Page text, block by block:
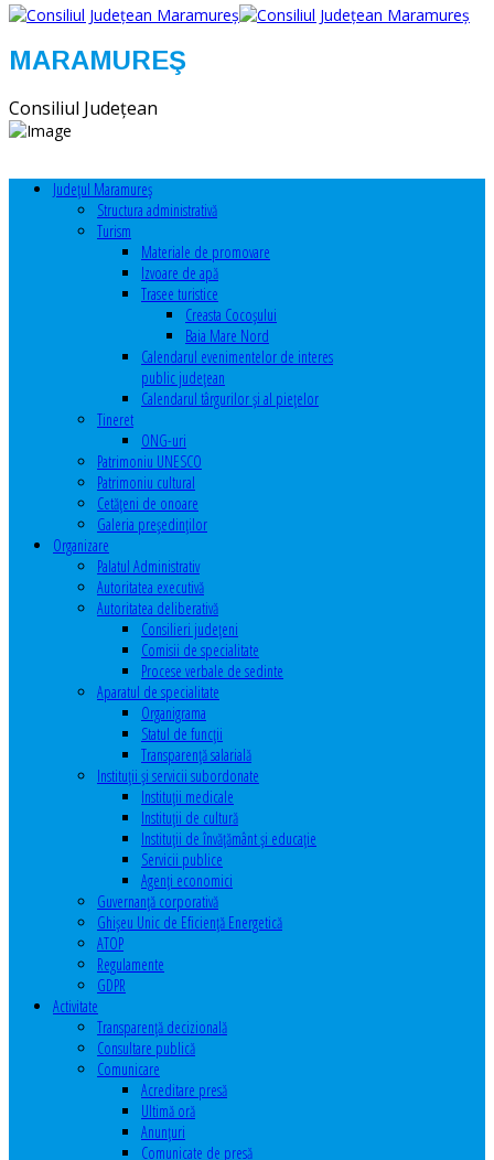
MARAMUREŞ
Consiliul Judeţean
Judeţul Maramureş
Structura administrativă
Turism
Materiale de promovare
Izvoare de apă
Trasee turistice
Creasta Cocoșului
Baia Mare Nord
Calendarul evenimentelor de interes
public judeţean
Calendarul târgurilor şi al pieţelor
Tineret
ONG-uri
Patrimoniu UNESCO
Patrimoniu cultural
Cetăţeni de onoare
Galeria președinților
Organizare
Palatul Administrativ
Autoritatea executivă
Autoritatea deliberativă
Consilieri judeţeni
Comisii de specialitate
Procese verbale de sedinte
Aparatul de specialitate
Organigrama
Statul de funcții
Transparență salarială
Instituţii şi servicii subordonate
Instituţii medicale
Instituţii de cultură
Instituţii de învăţământ şi educaţie
Servicii publice
Agenţi economici
Guvernanță corporativă
Ghişeu Unic de Eficienţă Energetică
ATOP
Regulamente
GDPR
Activitate
Transparenţă decizională
Consultare publică
Comunicare
Acreditare presă
Ultimă oră
Anunţuri
Comunicate de presă